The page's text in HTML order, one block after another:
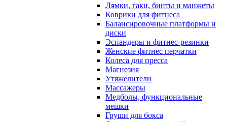
Лямки, гаки, бинты и манжеты
Коврики для фитнеса
Балансировочные платформы и
диски
Эспандеры и фитнес-резинки
Женские фитнес перчатки
Колеса для пресса
Магнезия
Утяжелители
Массажеры
Медболы, функциональные
мешки
Груши для бокса